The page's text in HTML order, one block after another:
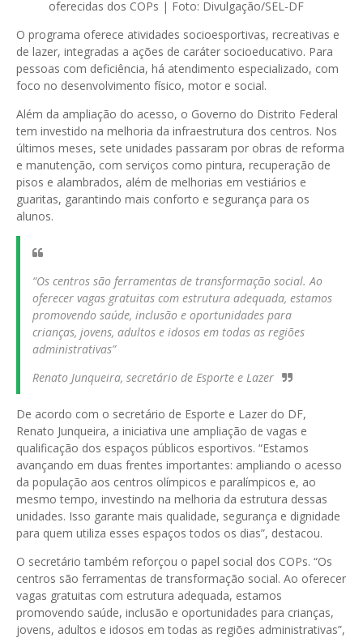
oferecidas dos COPs | Foto: Divulgação/SEL-DF
O programa oferece atividades socioesportivas, recreativas e
de lazer, integradas a ações de caráter socioeducativo. Para
pessoas com deficiência, há atendimento especializado, com
foco no desenvolvimento físico, motor e social.
Além da ampliação do acesso, o Governo do Distrito Federal
tem investido na melhoria da infraestrutura dos centros. Nos
últimos meses, sete unidades passaram por obras de reforma
e manutenção, com serviços como pintura, recuperação de
pisos e alambrados, além de melhorias em vestiários e
guaritas, garantindo mais conforto e segurança para os
alunos.
“Os centros são ferramentas de transformação social. Ao
oferecer vagas gratuitas com estrutura adequada, estamos
promovendo saúde, inclusão e oportunidades para
crianças, jovens, adultos e idosos em todas as regiões
administrativas”
Renato Junqueira, secretário de Esporte e Lazer
De acordo com o secretário de Esporte e Lazer do DF,
Renato Junqueira, a iniciativa une ampliação de vagas e
qualificação dos espaços públicos esportivos. “Estamos
avançando em duas frentes importantes: ampliando o acesso
da população aos centros olímpicos e paralímpicos e, ao
mesmo tempo, investindo na melhoria da estrutura dessas
unidades. Isso garante mais qualidade, segurança e dignidade
para quem utiliza esses espaços todos os dias”, destacou.
O secretário também reforçou o papel social dos COPs. “Os
centros são ferramentas de transformação social. Ao oferecer
vagas gratuitas com estrutura adequada, estamos
promovendo saúde, inclusão e oportunidades para crianças,
jovens, adultos e idosos em todas as regiões administrativas”,